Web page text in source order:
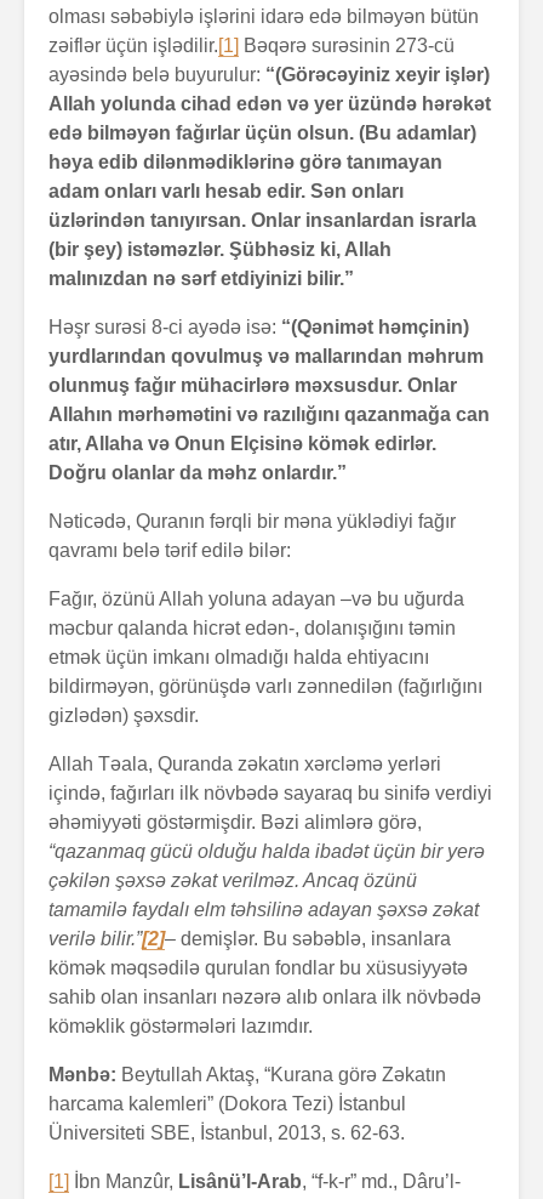
olması səbəbiylə işlərini idarə edə bilməyən bütün
zəiflər üçün işlədilir.[1] Bəqərə surəsinin 273-cü
ayəsində belə buyurulur: “(Görəcəyiniz xeyir işlər)
Allah yolunda cihad edən və yer üzündə hərəkət
edə bilməyən fağırlar üçün olsun. (Bu adamlar)
həya edib dilənmədiklərinə görə tanımayan
adam onları varlı hesab edir. Sən onları
üzlərindən tanıyırsan. Onlar insanlardan israrla
(bir şey) istəməzlər. Şübhəsiz ki, Allah
malınızdan nə sərf etdiyinizi bilir.”
Həşr surəsi 8-ci ayədə isə: “(Qənimət həmçinin)
yurdlarından qo­­vulmuş və malların­­dan məhrum
olunmuş fağır mühacirlərə məxsusdur. Onlar
Allahın mərhəmətini və razılığını qazanmağa can
atır, Allaha və Onun Elçisinə kömək edirlər.
Doğru olanlar da məhz onlardır.”
Nəticədə, Quranın fərqli bir məna yüklədiyi fağır
qavramı belə tərif edilə bilər:
Fağır, özünü Allah yoluna adayan –və bu uğurda
məcbur qalanda hicrət edən-, dolanışığını təmin
etmək üçün imkanı olmadığı halda ehtiyacını
bildirməyən, görünüşdə varlı zənnedilən (fağırlığını
gizlədən) şəxsdir.
Allah Təala, Quranda zəkatın xərcləmə yerləri
içində, fağırları ilk növbədə sayaraq bu sinifə verdiyi
əhəmiyyəti göstərmişdir. Bəzi alimlərə görə,
“qazanmaq gücü olduğu halda ibadət üçün bir yerə
çəkilən şəxsə zəkat verilməz. Ancaq özünü
tamamilə faydalı elm təhsilinə adayan şəxsə zəkat
verilə bilir.”[2]– demişlər. Bu səbəblə, insanlara
kömək məqsədilə qurulan fondlar bu xüsusiyyətə
sahib olan insanları nəzərə alıb onlara ilk növbədə
köməklik göstərmələri lazımdır.
Mənbə: Beytullah Aktaş, “Kurana görə Zəkatın
harcama kalemleri” (Dokora Tezi) İstanbul
Üniversiteti SBE, İstanbul, 2013, s. 62-63.
[1] İbn Manzûr, Lisânü’l-Arab, “f-k-r” md., Dâru’l-